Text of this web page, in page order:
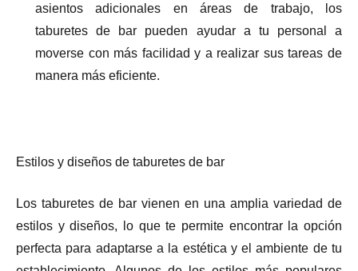
asientos adicionales en áreas de trabajo, los
taburetes de bar pueden ayudar a tu personal a
moverse con más facilidad y a realizar sus tareas de
manera más eficiente.
Estilos y diseños de taburetes de bar
Los taburetes de bar vienen en una amplia variedad de
estilos y diseños, lo que te permite encontrar la opción
perfecta para adaptarse a la estética y el ambiente de tu